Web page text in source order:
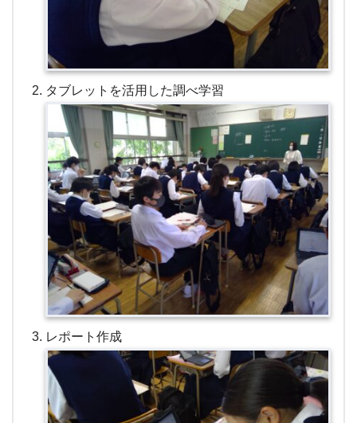
タブレットを活用した調べ学習
レポート作成